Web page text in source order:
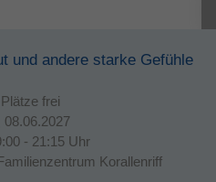
und andere starke Gefühle
frei
08.06.2027
- 21:15 Uhr
Korallenriff